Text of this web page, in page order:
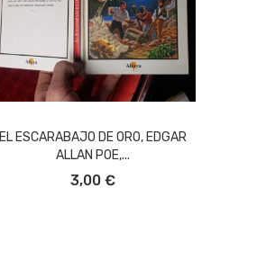
EL ESCARABAJO DE ORO, EDGAR
ALLAN POE,...
3,00 €